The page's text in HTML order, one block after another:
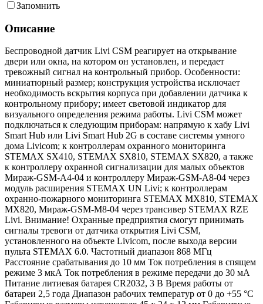
Запомнить
Описание
Беспроводной датчик Livi CSM реагирует на открывание
двери или окна, на котором он установлен, и передает
тревожный сигнал на контрольный прибор. Особенности:
миниатюрный размер; конструкция устройства исключает
необходимость вскрытия корпуса при добавлении датчика к
контрольному прибору; имеет световой индикатор для
визуального определения режима работы. Livi CSM может
подключаться к следующим приборам: напрямую к хабу Livi
Smart Hub или Livi Smart Hub 2G в составе системы умного
дома Livicom; к контроллерам охранного мониторинга
STEMAX SX410, STEMAX SX810, STEMAX SX820, а также
к контроллеру охранной сигнализации для малых объектов
Мираж-GSM-А4-04 и контроллеру Мираж-GSM-А8-04 через
модуль расширения STEMAX UN Livi; к контроллерам
охранно-пожарного мониторинга STEMAX MX810, STEMAX
MX820, Мираж-GSM-M8-04 через трансивер STEMAX RZE
Livi. Внимание! Охранные предприятия смогут принимать
сигналы тревоги от датчика открытия Livi CSM,
установленного на объекте Livicom, после выхода версии
пульта STEMAX 6.0. Частотный диапазон 868 МГц
Расстояние срабатывания до 10 мм Ток потребления в спящем
режиме 3 мкА Ток потребления в режиме передачи до 30 мА
Питание литиевая батарея CR2032, 3 В Время работы от
батареи 2,5 года Диапазон рабочих температур от 0 до +55 °С